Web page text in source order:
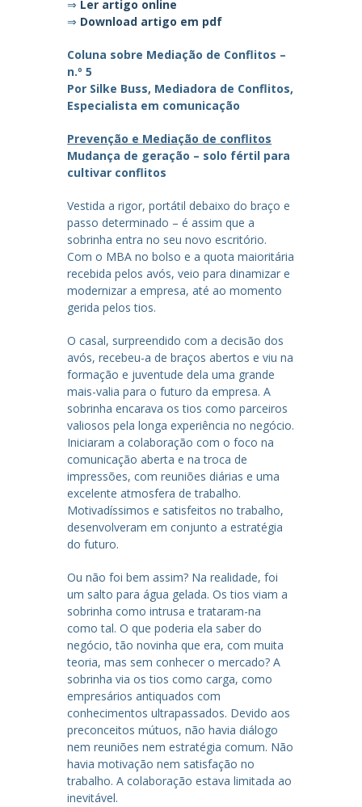
⇒ Ler artigo online
⇒ Download artigo em pdf
Coluna sobre Mediação de Conflitos –
n.º 5
Por Silke Buss, Mediadora de Conflitos,
Especialista em comunicação
Prevenção e Mediação de conflitos
Mudança de geração – solo fértil para
cultivar conflitos
Vestida a rigor, portátil debaixo do braço e
passo determinado – é assim que a
sobrinha entra no seu novo escritório.
Com o MBA no bolso e a quota maioritária
recebida pelos avós, veio para dinamizar e
modernizar a empresa, até ao momento
gerida pelos tios.
O casal, surpreendido com a decisão dos
avós, recebeu-a de braços abertos e viu na
formação e juventude dela uma grande
mais-valia para o futuro da empresa. A
sobrinha encarava os tios como parceiros
valiosos pela longa experiência no negócio.
Iniciaram a colaboração com o foco na
comunicação aberta e na troca de
impressões, com reuniões diárias e uma
excelente atmosfera de trabalho.
Motivadíssimos e satisfeitos no trabalho,
desenvolveram em conjunto a estratégia
do futuro.
Ou não foi bem assim? Na realidade, foi
um salto para água gelada. Os tios viam a
sobrinha como intrusa e trataram-na
como tal. O que poderia ela saber do
negócio, tão novinha que era, com muita
teoria, mas sem conhecer o mercado? A
sobrinha via os tios como carga, como
empresários antiquados com
conhecimentos ultrapassados. Devido aos
preconceitos mútuos, não havia diálogo
nem reuniões nem estratégia comum. Não
havia motivação nem satisfação no
trabalho. A colaboração estava limitada ao
inevitável.